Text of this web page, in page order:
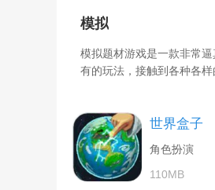
模拟
模拟题材游戏是一款非常
有的玩法，接触到各种各
世界盒子
角色扮演
110MB